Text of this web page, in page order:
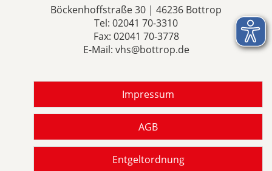
Böckenhoffstraße 30 | 46236 Bottrop
Tel: 02041 70-3310
Fax: 02041 70-3778
E-Mail: vhs@bottrop.de
Impressum
AGB
Entgeltordnung